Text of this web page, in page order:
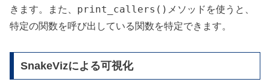
きます。また、 print_callers() メソッドを使うと、
特定の関数を呼び出している関数を特定できます。
SnakeVizによる可視化